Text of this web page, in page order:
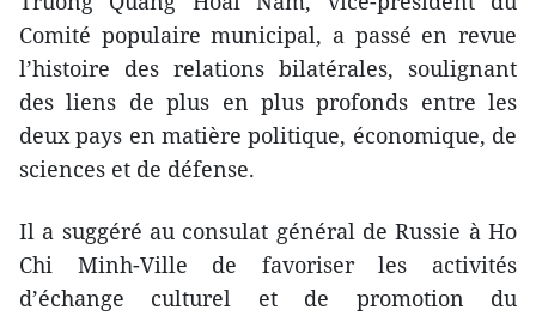
Comité populaire municipal, a passé en revue
l’histoire des relations bilatérales, soulignant
des liens de plus en plus profonds entre les
deux pays en matière politique, économique, de
sciences et de défense.
Il a suggéré au consulat général de Russie à Ho
Chi Minh-Ville de favoriser les activités
d’échange culturel et de promotion du